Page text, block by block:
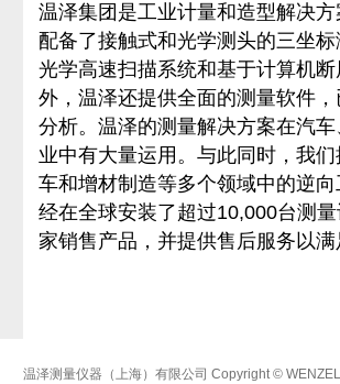
温泽集团是工业计量和造型解决
配备了接触式和光学测头的三坐
光学高速扫描系统和基于计算机
外，温泽还提供全面的测量软件
分析。温泽的测量解决方案在汽
业中有大量运用。与此同时，我
车和增材制造等多个领域中的逆
经在全球安装了超过10,000台测
家销售产品，并提供售后服务以
温泽测量仪器（上海）有限公司 Copyright ©